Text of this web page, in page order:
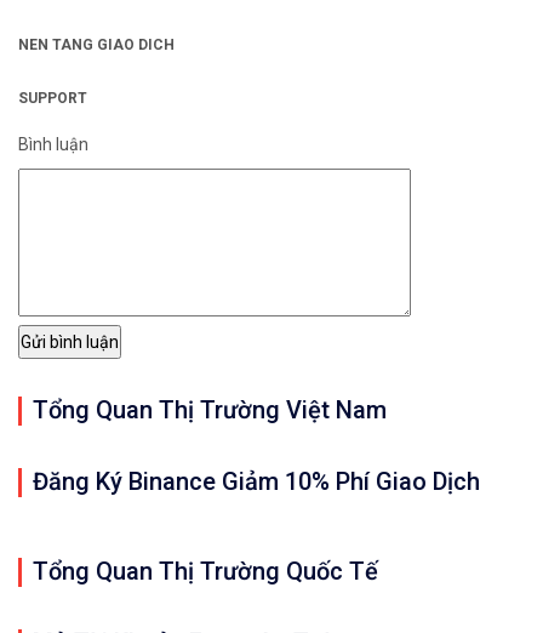
NEN TANG GIAO DICH
SUPPORT
Bình luận
Tổng Quan Thị Trường Việt Nam
Đăng Ký Binance Giảm 10% Phí Giao Dịch
Tổng Quan Thị Trường Quốc Tế